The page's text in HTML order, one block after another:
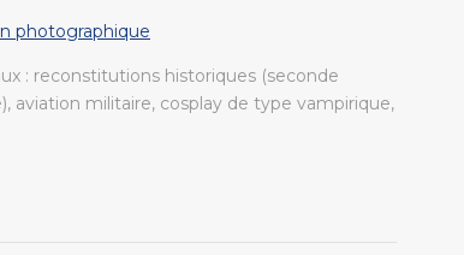
photographique
: reconstitutions historiques (seconde
aviation militaire, cosplay de type vampirique,